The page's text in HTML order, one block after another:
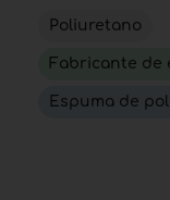
Poliuretano
Fabricante de
Espuma de